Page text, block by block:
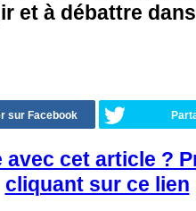
et à débattre
sur Facebook
avec cet article ?
cliquant sur ce lien